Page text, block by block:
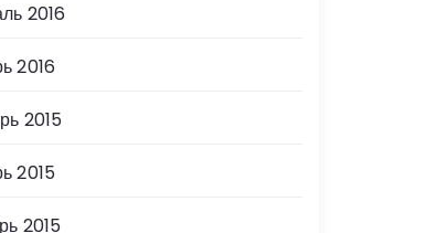
2016
2016
2015
2015
2015